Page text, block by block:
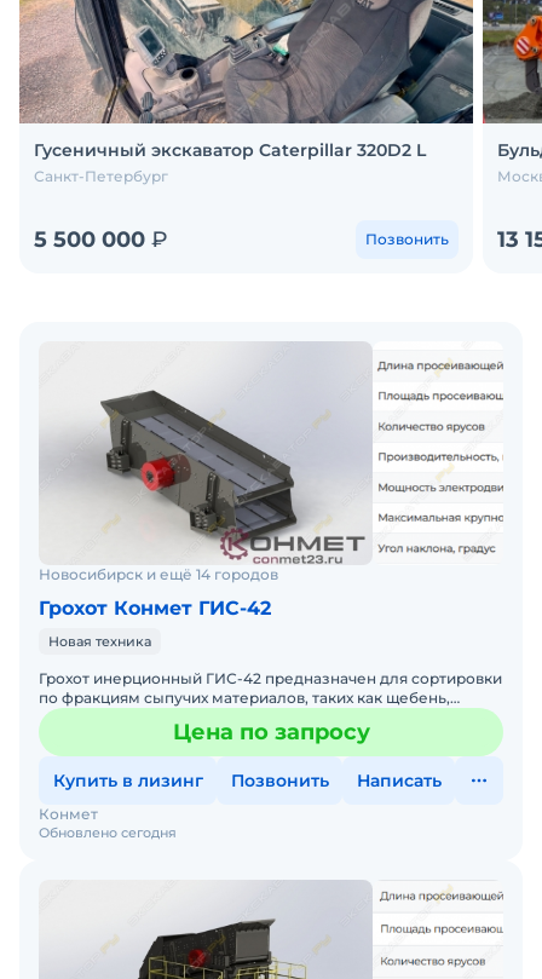
Гусеничный экскаватор Caterpillar 320D2 L
Санкт-Петербург
5 500 000 ₽ Позвонить 13
Новосибирск и ещё 14 городов
Грохот Конмет ГИС-42
Новая техника
Грохот инерционный ГИС-42 предназначен для сортировки
по фракциям сыпучих материалов, таких как щебень,
гравий и песок, с крупностью кусков до 200 мм. Оборудова
Цена по запросу
Купить в лизинг Позвонить Написать
Обновлено сегодня
Конмет